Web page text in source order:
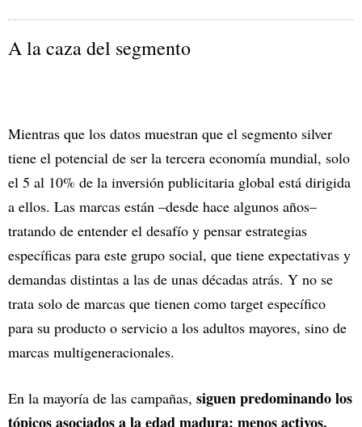
A la caza del segmento
Mientras que los datos muestran que el segmento silver
tiene el potencial de ser la tercera economía mundial, solo
el 5 al 10% de la inversión publicitaria global está dirigida
a ellos. Las marcas están –desde hace algunos años–
tratando de entender el desafío y pensar estrategias
específicas para este grupo social, que tiene expectativas y
demandas distintas a las de unas décadas atrás. Y no se
trata solo de marcas que tienen como target específico
para su producto o servicio a los adultos mayores, sino de
marcas multigeneracionales.
En la mayoría de las campañas, siguen predominando los
tópicos asociados a la edad madura: menos activos,